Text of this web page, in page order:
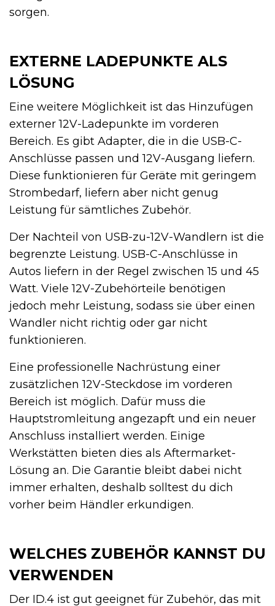
sorgen.
EXTERNE LADEPUNKTE ALS
LÖSUNG
Eine weitere Möglichkeit ist das Hinzufügen
externer 12V-Ladepunkte im vorderen
Bereich. Es gibt Adapter, die in die USB-C-
Anschlüsse passen und 12V-Ausgang liefern.
Diese funktionieren für Geräte mit geringem
Strombedarf, liefern aber nicht genug
Leistung für sämtliches Zubehör.
Der Nachteil von USB-zu-12V-Wandlern ist die
begrenzte Leistung. USB-C-Anschlüsse in
Autos liefern in der Regel zwischen 15 und 45
Watt. Viele 12V-Zubehörteile benötigen
jedoch mehr Leistung, sodass sie über einen
Wandler nicht richtig oder gar nicht
funktionieren.
Eine professionelle Nachrüstung einer
zusätzlichen 12V-Steckdose im vorderen
Bereich ist möglich. Dafür muss die
Hauptstromleitung angezapft und ein neuer
Anschluss installiert werden. Einige
Werkstätten bieten dies als Aftermarket-
Lösung an. Die Garantie bleibt dabei nicht
immer erhalten, deshalb solltest du dich
vorher beim Händler erkundigen.
WELCHES ZUBEHÖR KANNST DU
VERWENDEN
Der ID.4 ist gut geeignet für Zubehör, das mit